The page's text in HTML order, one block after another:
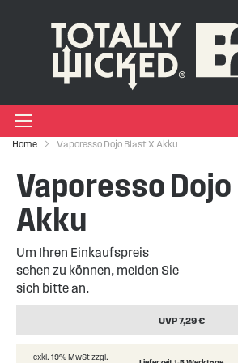
EINWEG E-ZIGARETTEN
VAPE PODS
Arten
+
VAPE KITS
MARKEN
+
Home Vaporesso Dojo Blast X Akku
Vaporesso
Akku
Um Ihren Einkaufspreis
sehen zu können, melden Sie
sich bitte an.
UVP 7,29 €
exkl. 19% MwSt zzgl.